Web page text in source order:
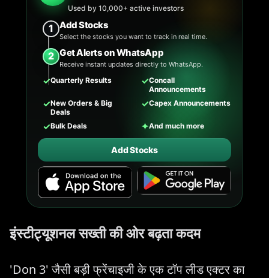
Used by 10,000+ active investors
1 Add Stocks
Select the stocks you want to track in real time.
2 Get Alerts on WhatsApp
Receive instant updates directly to WhatsApp.
✓Quarterly Results ✓Concall
Announcements
✓New Orders & Big
Deals
✓Capex Announcements
✓Bulk Deals ✦And much more
Add Stocks
इंस्टीट्यूशनल सख्ती की ओर बढ़ता कदम
'Don 3' जैसी बड़ी फ्रेंचाइजी के एक टॉप लीड एक्टर का